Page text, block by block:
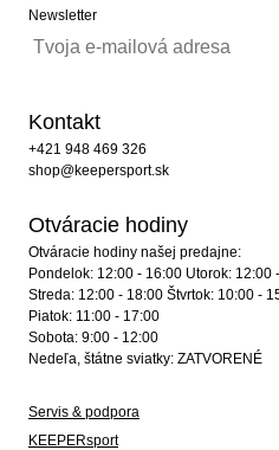
Newsletter
Kontakt
+421 948 469 326
shop@keepersport.sk
Otváracie hodiny
Otváracie hodiny našej predajne:
Pondelok: 12:00 - 16:00 Utorok: 12:00
Streda: 12:00 - 18:00 Štvrtok: 10:00 -
Piatok: 11:00 - 17:00
Sobota: 9:00 - 12:00
Nedeľa, štátne sviatky: ZATVORENÉ
Servis & podpora
KEEPERsport